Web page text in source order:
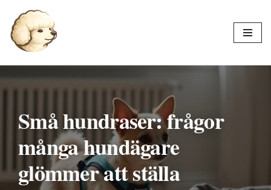
Hoppa
till
Små hundraser: frågor
många hundägare
glömmer att ställa